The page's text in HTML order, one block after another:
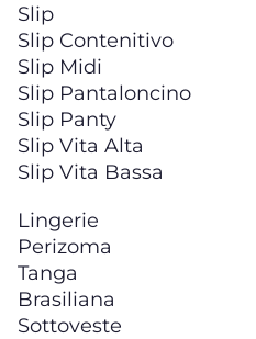
Slip
Slip Contenitivo
Slip Midi
Slip Pantaloncino
Slip Panty
Slip Vita Alta
Slip Vita Bassa
Lingerie
Perizoma
Tanga
Brasiliana
Sottoveste